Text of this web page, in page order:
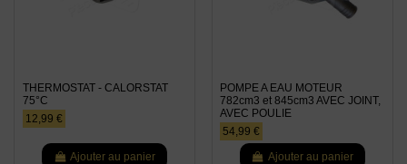
THERMOSTAT - CALORSTAT
75°C
12,99 €
Ajouter au panier
POMPE A EAU MOTEUR
782cm3 et 845cm3 AVEC JOINT,
AVEC POULIE
54,99 €
Ajouter au panier